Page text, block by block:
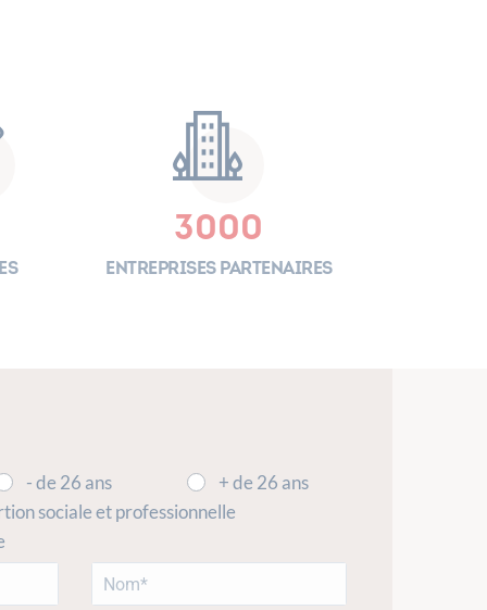
3000
Entreprises partenaires
- de 26 ans
+ de 26 ans
sociale et professionnelle